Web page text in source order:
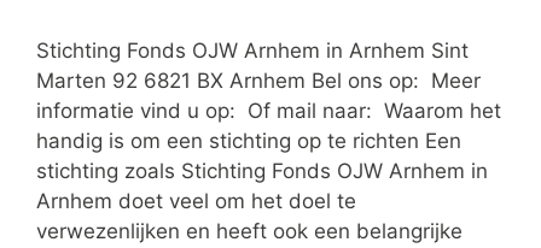
Stichting Fonds OJW Arnhem in Arnhem Sint
Marten 92 6821 BX Arnhem Bel ons op: Meer
informatie vind u op: Of mail naar: Waarom het
handig is om een stichting op te richten Een
stichting zoals Stichting Fonds OJW Arnhem in
Arnhem doet veel om het doel te
verwezenlijken en heeft ook een belangrijke